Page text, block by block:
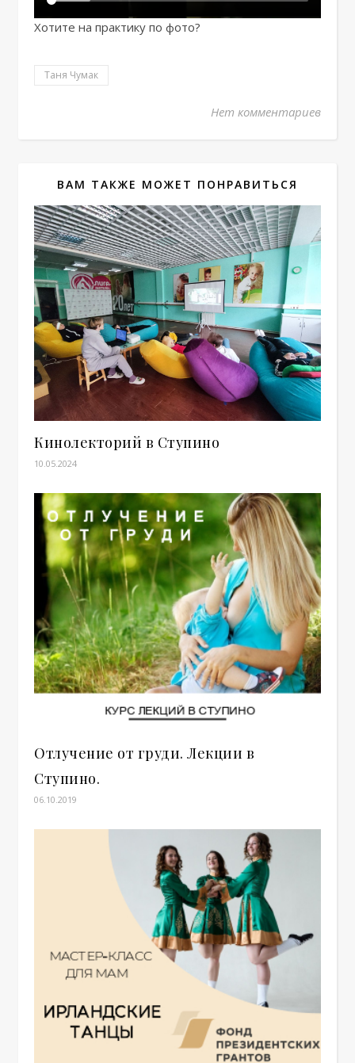
Хотите на практику по фото?
Таня Чумак
Нет комментариев
ВАМ ТАКЖЕ МОЖЕТ ПОНРАВИТЬСЯ
Кинолекторий в Ступино
10.05.2024
Отлучение от груди. Лекции в
Ступино.
06.10.2019